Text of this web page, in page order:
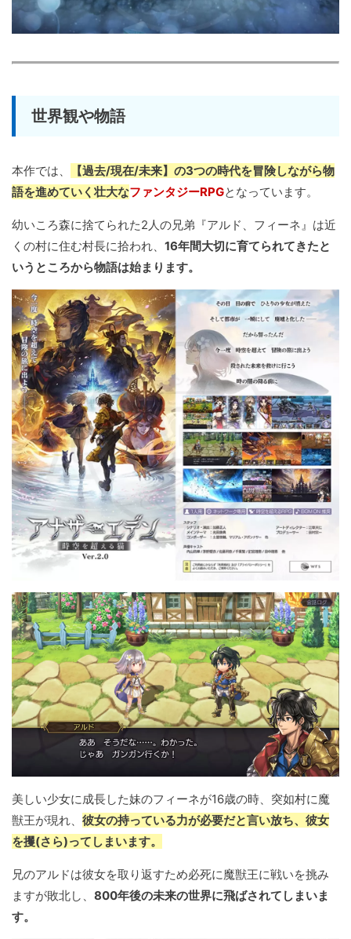
世界観や物語
本作では、
【過去/現在/未来】の3つの時代を冒険しながら物
語を進めていく壮大なファンタジーRPGとなっています。
幼いころ森に捨てられた2人の兄弟『アルド、フィーネ』は近
くの村に住む村長に拾われ、 16年間大切に育てられてきたと
いうところから物語は始まります。
美しい少女に成長した妹のフィーネが16歳の時、突如村に魔
獣王が現れ、 彼女の持っている力が必要だと言い放ち、彼女
を攫(さら)ってしまいます。
兄のアルドは彼女を取り返すため必死に魔獣王に戦いを挑み
ますが敗北し、 800年後の未来の世界に飛ばされてしまいま
す。